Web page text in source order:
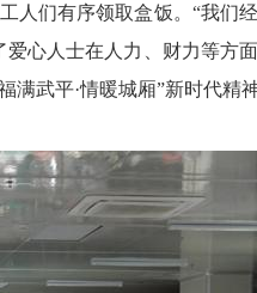
们有序领取盒饭。“我们
心人士在人力、财力等方
武平·情暖城厢”新时代精